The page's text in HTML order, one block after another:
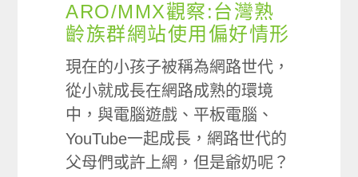
ARO/MMX觀察:台灣熟
齡族群網站使用偏好情形
現在的小孩子被稱為網路世代，
從小就成長在網路成熟的環境
中，與電腦遊戲、平板電腦、
YouTube一起成長，網路世代的
父母們或許上網，但是爺奶呢？